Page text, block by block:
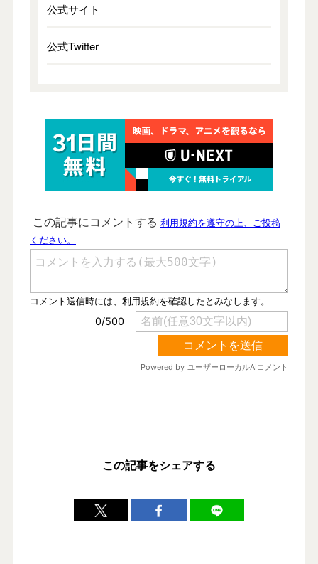
公式サイト
公式Twitter
この記事をシェアする